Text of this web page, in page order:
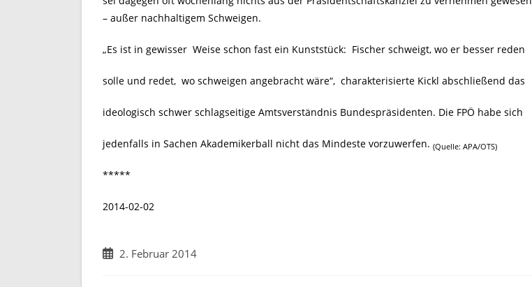
– außer nachhaltigem Schweigen.
„Es ist in gewisser Weise schon fast ein Kunststück: Fischer schweigt, wo er besser reden
solle und redet, wo schweigen angebracht wäre“, charakterisierte Kickl abschließend das
ideologisch schwer schlagseitige Amtsverständnis Bundespräsidenten. Die FPÖ habe sich
jedenfalls in Sachen Akademikerball nicht das Mindeste vorzuwerfen. (Quelle: APA/OTS)
*****
2014-02-02
Beitrag2. Februar 2014